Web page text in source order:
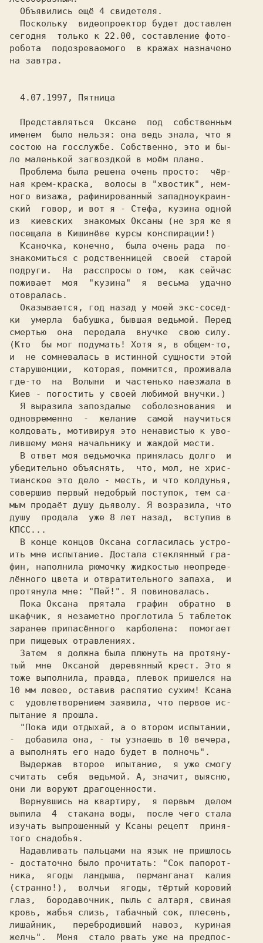
сегодня  только к 22.00, составление фото-
робота  подозреваемого  в кражах назначено
на завтра.
именем  было нельзя: она ведь знала, что я
состою на госслужбе. Собственно, это и бы-
ло маленькой загвоздкой в моём плане.
ная крем-краска,  волосы в "хвостик", нем-
ного визажа, рафинированный западноукраин-
ский  говор, и вот я - Стефа, кузина одной
из  киевских  знакомых Оксаны
(не зря же я
посещала в Кишинёве курсы конспирации!)
Ксаночка, конечно,  была очень рада  по-
знакомиться с родственницей  своей  старой
подруги.  На  расспросы о том,  как сейчас
поживает  моя  "кузина"  я  весьма  удачно
отовралась.
ки  умерла  бабушка, бывшая ведьмой. Перед
(Кто  бы мог подумать! Хотя я, в общем-то,
и  не сомневалась в истинной сущности этой
старушенции,  которая, помнится, проживала
где-то  на  Волыни  и частенько наезжала в
Киев - погостить у своей любимой внучки.)
Я выразила запоздалые  соболезнования  и
одновременно  -  желание  самой  научиться
колдовать, мотивируя это ненавистью к уво-
лившему меня начальнику и жаждой мести.
убедительно объяснять,  что, мол, не хрис-
тианское это дело - месть, и что колдунья,
совершив первый недобрый поступок, тем са-
мым продаёт душу дьяволу. Я возразила, что
КПСС...
В конце концов Оксана согласилась устро-
ить мне испытание. Достала стеклянный гра-
фин, наполнила рюмочку жидкостью неопреде-
лённого цвета и отвратительного запаха,  и
протянула мне:
"Пей!". Я повиновалась.
шкафчик, я незаметно проглотила 5 таблеток
заранее припасённого  карболена:  помогает
при пищевых отравлениях.
тый  мне  Оксаной  деревянный крест. Это я
тоже выполнила, правда, плевок пришелся на
10 мм левее, оставив распятие сухим! Ксана
с  удовлетворением заявила, что первое ис-
пытание я прошла.
-  добавила она, - ты узнаешь в 10 вечера,
а выполнять его надо будет в полночь".
Выдержав  второе  ипытание,  я уже смогу
считать  себя  ведьмой. А, значит, выясню,
они ли воруют драгоценности.
выпила  4  стакана воды,  после чего стала
изучать выпрошенный у Ксаны рецепт  приня-
того снадобья.
- достаточно было прочитать:
"Сок папорот-
(странно!), волчьи  ягоды, тёртый коровий
глаз,  бородавочник, пыль с алтаря, свиная
кровь, жабья слизь, табачный сок, плесень,
лишайник,   перебродивший  навоз,  куриная
желчь". Меня  стало рвать уже на предпос-